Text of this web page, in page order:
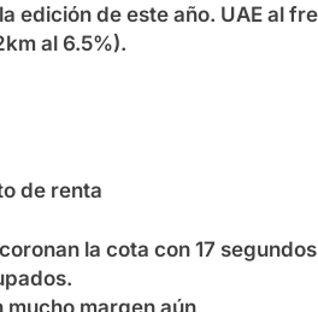
edición de este año. UAE al
al 6.5%).
de renta
la cota con 17